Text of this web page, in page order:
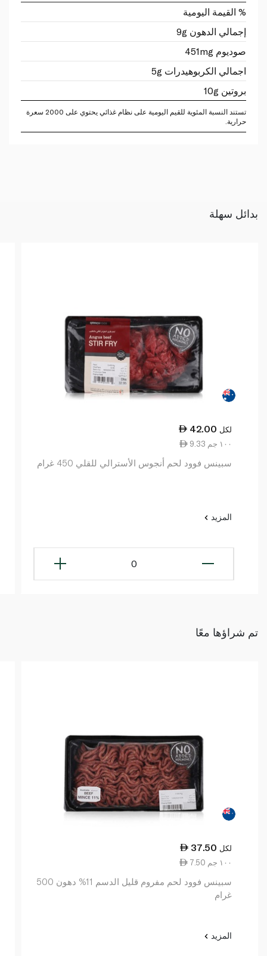
% القيمة اليومية
إجمالي الدهون 9g
صوديوم 451mg
اجمالي الكربوهيدرات 5g
بروتين 10g
تستند النسبة المئوية للقيم اليومية على نظام غذائي يحتوي على 2000 سعرة
حرارية.
بدائل سهلة
42.00 لكل
9.33 ١٠٠ جم
سبينس فوود لحم أنجوس الأسترالي للقلي 450 غرام
المزيد
0
تم شراؤها معًا
37.50 لكل
7.50 ١٠٠ جم
سبينس فوود لحم مفروم قليل الدسم 11% دهون 500
غرام
المزيد